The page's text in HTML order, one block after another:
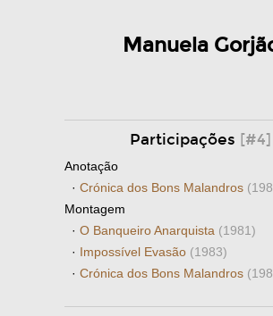
Manuela
Participações [#4]
Anotação
· Crónica dos Bons Malandros
Montagem
· O Banqueiro Anarquista (1981)
· Impossível Evasão (1983)
· Crónica dos Bons Malandros